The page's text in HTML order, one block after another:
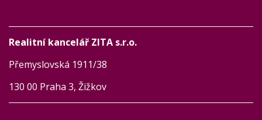
Realitní kancelář ZITA s.r.o.
Přemyslovská 1911/38
130 00 Praha 3, Žižkov